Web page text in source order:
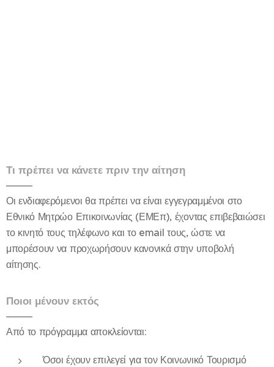
Τι πρέπει να κάνετε πριν την αίτηση
Οι ενδιαφερόμενοι θα πρέπει να είναι εγγεγραμμένοι στο
Εθνικό Μητρώο Επικοινωνίας (ΕΜΕπ), έχοντας επιβεβαιώσει
το κινητό τους τηλέφωνο και το email τους, ώστε να
μπορέσουν να προχωρήσουν κανονικά στην υποβολή
αίτησης.
Ποιοι μένουν εκτός
Από το πρόγραμμα αποκλείονται:
Όσοι έχουν επιλεγεί για τον Κοινωνικό Τουρισμό